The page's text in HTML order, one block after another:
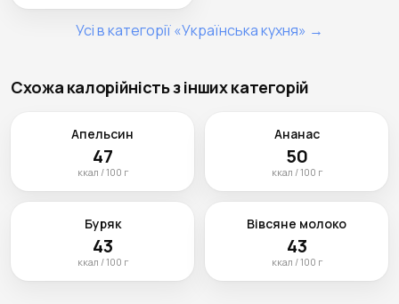
Усі в категорії «Українська кухня» →
Схожа калорійність з інших категорій
Апельсин
47
ккал / 100 г
Ананас
50
ккал / 100 г
Буряк
43
ккал / 100 г
Вівсяне молоко
43
ккал / 100 г